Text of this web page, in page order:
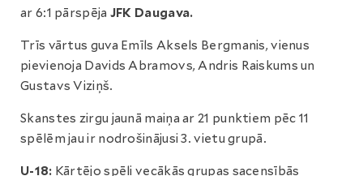
ar 6:1 pārspēja JFK Daugava.
Trīs vārtus guva Emīls Aksels Bergmanis, vienus
pievienoja Davids Abramovs, Andris Raiskums un
Gustavs Viziņš.
Skanstes zirgu jaunā maiņa ar 21 punktiem pēc 11
spēlēm jau ir nodrošinājusi 3. vietu grupā.
U-18: Kārtējo spēli vecākās grupas sacensībās